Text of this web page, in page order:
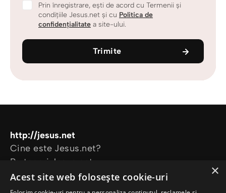
Prin înregistrare, ești de acord cu Termenii și
condițiile Jesus.net și cu Politica de
confidențialitate a site-ului.
Trimite
http://jesus.net
Cine este Jesus.net?
Parteneri Jesus.net
Alătură-te comunității Jesus.net
Explorează
×
Acest site web folosește cookie-uri